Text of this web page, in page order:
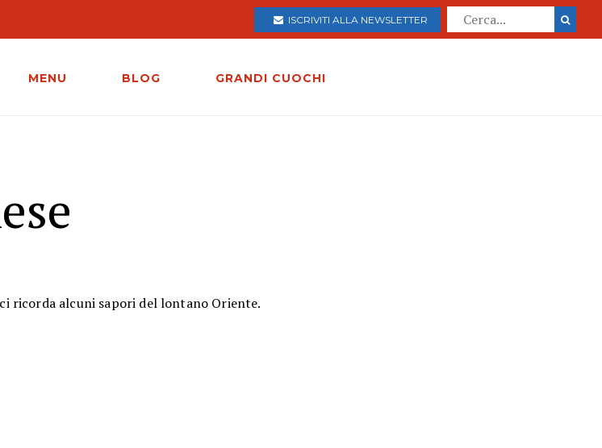
ISCRIVITI ALLA NEWSLETTER
MENU BLOG GRANDI CUOCHI
ricorda alcuni sapori del lontano Oriente.